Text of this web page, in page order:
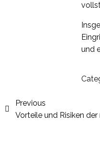
und
Previous
Vorteile und Risiken